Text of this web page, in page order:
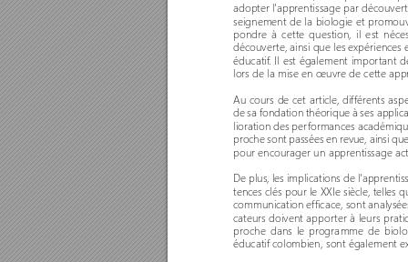
adopter l'apprentissage par découver
seignement de la biologie et
pondre à cette question, il est
découverte, ainsi que les
éducatif. Il est également important
lors de la mise en œuvre de cette
Au cours de cet article, différents
de sa fondation théorique à ses
lioration des performances
proche sont passées en revue, ainsi
pour encourager un apprentissage
De plus, les implications de
tences clés pour le XXIe siècle, telles
communication efficace, sont
cateurs doivent apporter à leurs
proche dans le programme de
éducatif colombien, sont également